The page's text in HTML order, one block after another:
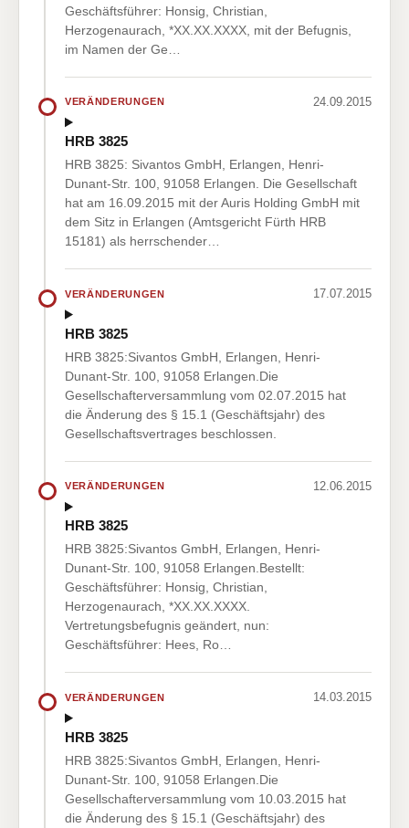
Geschäftsführer: Honsig, Christian,
Herzogenaurach, *XX.XX.XXXX, mit der Befugnis,
im Namen der Ge…
VERÄNDERUNGEN 24.09.2015
HRB 3825
HRB 3825: Sivantos GmbH, Erlangen, Henri-
Dunant-Str. 100, 91058 Erlangen. Die Gesellschaft
hat am 16.09.2015 mit der Auris Holding GmbH mit
dem Sitz in Erlangen (Amtsgericht Fürth HRB
15181) als herrschender…
VERÄNDERUNGEN 17.07.2015
HRB 3825
HRB 3825:Sivantos GmbH, Erlangen, Henri-
Dunant-Str. 100, 91058 Erlangen.Die
Gesellschafterversammlung vom 02.07.2015 hat
die Änderung des § 15.1 (Geschäftsjahr) des
Gesellschaftsvertrages beschlossen.
VERÄNDERUNGEN 12.06.2015
HRB 3825
HRB 3825:Sivantos GmbH, Erlangen, Henri-
Dunant-Str. 100, 91058 Erlangen.Bestellt:
Geschäftsführer: Honsig, Christian,
Herzogenaurach, *XX.XX.XXXX.
Vertretungsbefugnis geändert, nun:
Geschäftsführer: Hees, Ro…
VERÄNDERUNGEN 14.03.2015
HRB 3825
HRB 3825:Sivantos GmbH, Erlangen, Henri-
Dunant-Str. 100, 91058 Erlangen.Die
Gesellschafterversammlung vom 10.03.2015 hat
die Änderung des § 15.1 (Geschäftsjahr) des